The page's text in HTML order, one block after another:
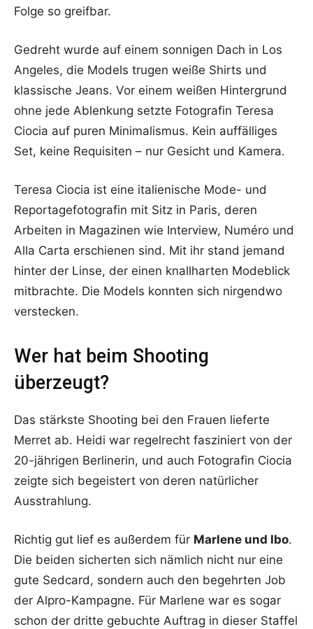
Folge so greifbar.
Gedreht wurde auf einem sonnigen Dach in Los
Angeles, die Models trugen weiße Shirts und
klassische Jeans. Vor einem weißen Hintergrund
ohne jede Ablenkung setzte Fotografin Teresa
Ciocia auf puren Minimalismus. Kein auffälliges
Set, keine Requisiten – nur Gesicht und Kamera.
Teresa Ciocia ist eine italienische Mode- und
Reportagefotografin mit Sitz in Paris, deren
Arbeiten in Magazinen wie Interview, Numéro und
Alla Carta erschienen sind. Mit ihr stand jemand
hinter der Linse, der einen knallharten Modeblick
mitbrachte. Die Models konnten sich nirgendwo
verstecken.
Wer hat beim Shooting
überzeugt?
Das stärkste Shooting bei den Frauen lieferte
Merret ab. Heidi war regelrecht fasziniert von der
20-jährigen Berlinerin, und auch Fotografin Ciocia
zeigte sich begeistert von deren natürlicher
Ausstrahlung.
Richtig gut lief es außerdem für Marlene und Ibo.
Die beiden sicherten sich nämlich nicht nur eine
gute Sedcard, sondern auch den begehrten Job
der Alpro-Kampagne. Für Marlene war es sogar
schon der dritte gebuchte Auftrag in dieser Staffel